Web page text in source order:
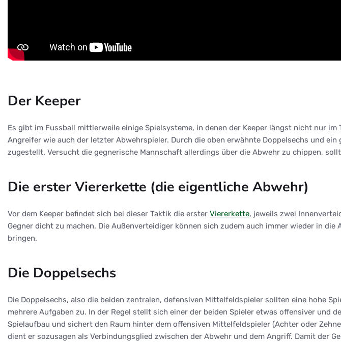
Der Keeper
Es gibt im Fussball mittlerweile einige Spielsysteme, in denen der Keeper längst nicht nur
Angreifer wie auch der letzter Abwehrspieler. Durch die oben erwähnte Doppelsechs und
zugestellt. Versucht die gegnerische Mannschaft allerdings über die Abwehr zu chippen,
Die erster Viererkette (die eigentliche Abwehr)
Vor dem Keeper befindet sich bei dieser Taktik die erster Viererkette, jeweils zwei
Gegner dicht zu machen. Die Außenverteidiger können sich zudem auch immer wieder in
bringen.
Die Doppelsechs
Die Doppelsechs, also die beiden zentralen, defensiven Mittelfeldspieler sollten eine hohe
mehrere Aufgaben zu. In der Regel stellt sich einer der beiden Spieler etwas offensiver und
Spielaufbau und sichert den Raum hinter dem offensiven Mittelfeldspieler (Achter oder
dient er sozusagen als Verbindungsglied zwischen der Abwehr und dem Angriff. Damit der